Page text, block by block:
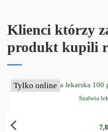
Klienci którzy
produkt kupili
Tylko online
Szałwia